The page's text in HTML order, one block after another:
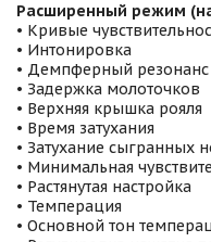
Расширенный режим
• Кривые
• Интонировка
• Демпферный резонанс
• Задержка молоточков
• Верхняя крышка рояля
• Время затухания
• Затухание сыгранных
• Минимальная
• Растянутая настройка
• Темперация
• Основной тон